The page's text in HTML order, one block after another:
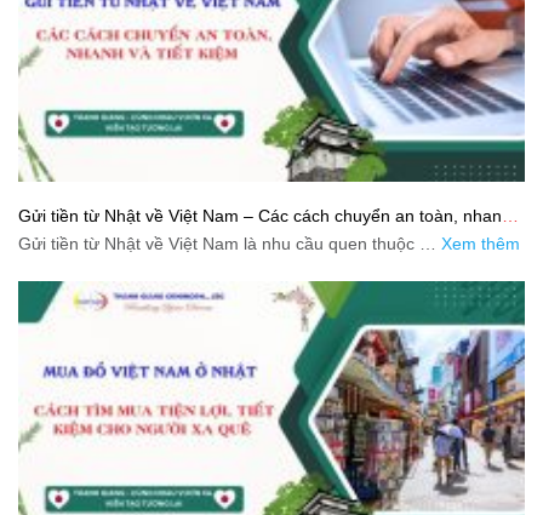
Gửi tiền từ Nhật về Việt Nam – Các cách chuyển an toàn, nhanh
và tiết kiệm
Gửi tiền từ Nhật về Việt Nam là nhu cầu quen thuộc … Xem thêm